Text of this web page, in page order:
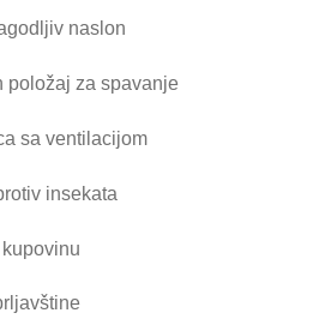
naslon
položaj za spavanje
sa ventilacijom
insekata